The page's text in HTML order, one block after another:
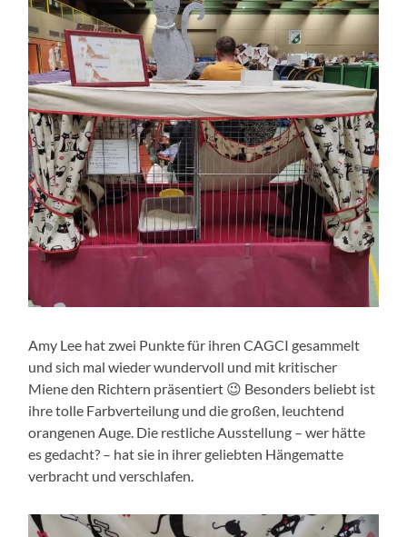
Amy Lee hat zwei Punkte für ihren CAGCI gesammelt
und sich mal wieder wundervoll und mit kritischer
Miene den Richtern präsentiert 😉 Besonders beliebt ist
ihre tolle Farbverteilung und die großen, leuchtend
orangenen Auge. Die restliche Ausstellung – wer hätte
es gedacht? – hat sie in ihrer geliebten Hängematte
verbracht und verschlafen.